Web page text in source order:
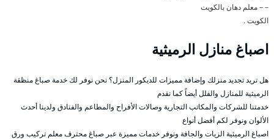
– – معلم دهان بالكويت
الكويت .
اصباغ منازل الرميثية
هل تريد تجديد منزلك وإضافة مميزات للديكور المنزل؟ نحن نوفر لك خدمة صباغ منظقة
الرميثية للمنازل والفلل أيضاً كما نقدم
خدمتنا للشركات والمكاتب التجارية وصالات الأفراح والمطاعم والفنادق ولدينا أحدث
الألوان ونوفر لكم أفضل أنواع
اصباغ الرميثية الزيات والجافة ونوفر خدمات مميزة عبر صباغ محترف معلم تركيب ورق